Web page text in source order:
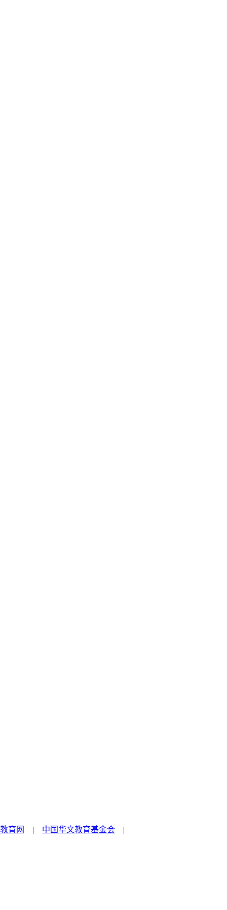
育网 | 中国华文教育基金会 |